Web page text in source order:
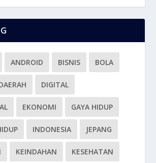
ANDROID BISNIS BOLA
DIGITAL
EKONOMI GAYA HIDUP
INDONESIA JEPANG
KEINDAHAN KESEHATAN